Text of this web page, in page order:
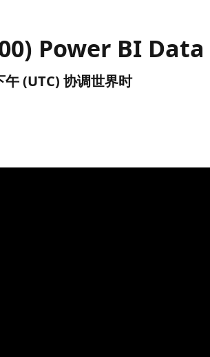
Power BI Data
(UTC) 协调世界时